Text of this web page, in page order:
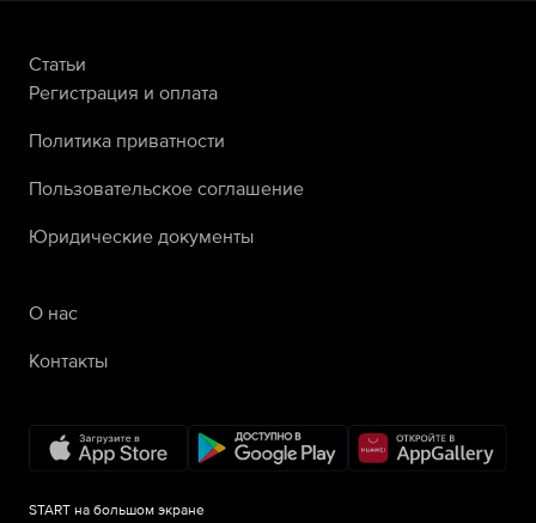
Статьи
Регистрация и оплата
Политика приватности
Пользовательское соглашение
Юридические документы
О нас
Контакты
START на большом экране